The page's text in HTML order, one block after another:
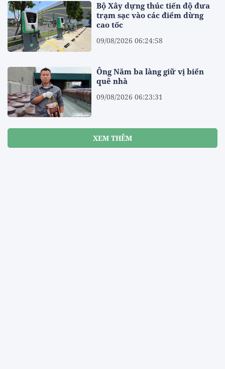
Bộ Xây dựng thúc tiến độ đưa
trạm sạc vào các điểm dừng
cao tốc
09/08/2026 06:24:58
Ông Năm ba làng giữ vị biển
quê nhà
09/08/2026 06:23:31
XEM THÊM